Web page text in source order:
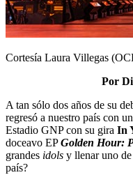
Cortesía Laura Villegas
Por
A tan sólo dos años de su
regresó a nuestro país con
Estadio GNP con su gira In
doceavo EPGolden Hour:
grandes idols y llenar uno
país?